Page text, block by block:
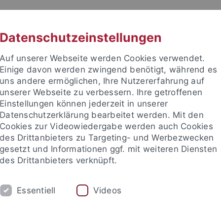
Datenschutzeinstellungen
Auf unserer Webseite werden Cookies verwendet.
Einige davon werden zwingend benötigt, während es
uns andere ermöglichen, Ihre Nutzererfahrung auf
unserer Webseite zu verbessern. Ihre getroffenen
Einstellungen können jederzeit in unserer
Datenschutzerklärung bearbeitet werden. Mit den
Cookies zur Videowiedergabe werden auch Cookies
des Drittanbieters zu Targeting- und Werbezwecken
gesetzt und Informationen ggf. mit weiteren Diensten
des Drittanbieters verknüpft.
Essentiell Videos